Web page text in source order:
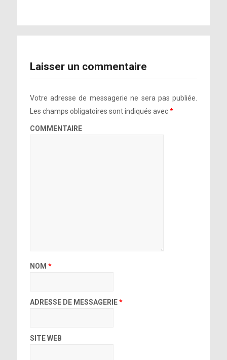
Laisser un commentaire
Votre adresse de messagerie ne sera pas publiée.
Les champs obligatoires sont indiqués avec*
COMMENTAIRE
NOM *
ADRESSE DE MESSAGERIE*
SITE WEB